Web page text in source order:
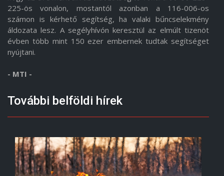
225-ös vonalon, mostantól azonban a 116-006-os
számon is kérhető segítség, ha valaki bűncselekmény
áldozata lesz. A segélyhívón keresztül az elmúlt tizenöt
évben több mint 150 ezer embernek tudtak segítséget
nyújtani.
- MTI -
További belföldi hírek